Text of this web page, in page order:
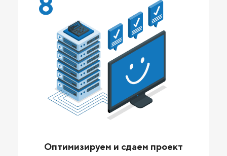
Оптимизируем и сдаем проект